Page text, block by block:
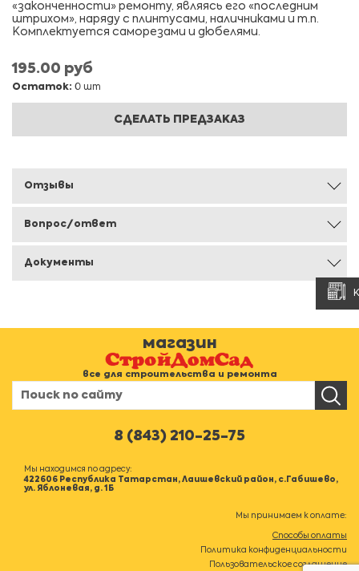
«законченности» ремонту, являясь его «последним
штрихом», наряду с плинтусами, наличниками и т.п.
Комплектуется саморезами и дюбелями.
195.00 руб
Остаток: 0 шт
СДЕЛАТЬ ПРЕДЗАКАЗ
Отзывы
Вопрос/ответ
Документы
магазин
все для строительства и ремонта
8 (843) 210-25-75
Мы находимся по адресу:
422606 Республика Татарстан, Лаишевский район, с.Габишево,
ул. Яблоневая, д. 1Б
Мы принимаем к оплате:
Способы оплаты
Политика конфиденциальности
Пользовательское соглашение